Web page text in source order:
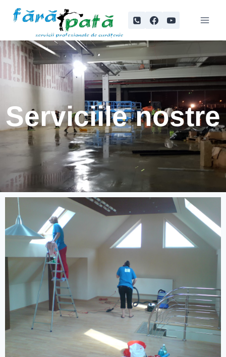
Serviciile nostre